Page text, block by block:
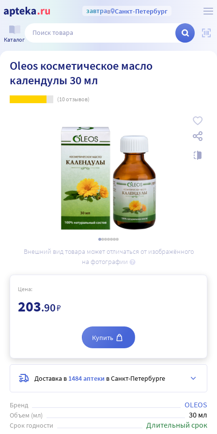
завтрав Санкт-Петербург
Каталог
Oleos косметическое масло
календулы 30 мл
(10отзывов)
Внешний вид товара может отличаться от изображённого
на фотографии
Бренд OLEOS
Объем (мл) 30 мл
Срок годности Длительный срок
Цена:
203.90₽
Купить
Доставка в 1484 аптеки в Санкт-Петербурге